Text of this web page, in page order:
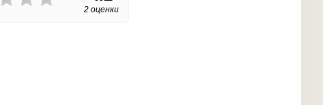
2 оценки